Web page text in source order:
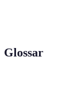
Glossar